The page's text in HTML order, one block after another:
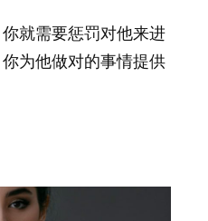
就需要惩罚对他来进
为他做对的事情提供